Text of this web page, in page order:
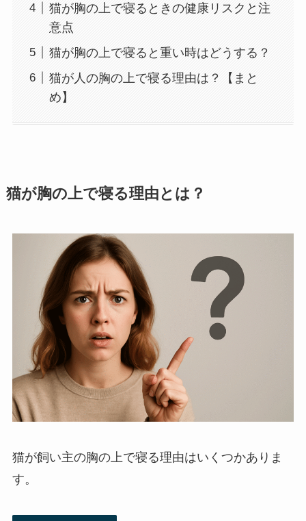
猫が胸の上で寝るときの健康リスクと注
意点
猫が胸の上で寝ると重い時はどうする？
猫が人の胸の上で寝る理由は？【まと
め】
猫が胸の上で寝る理由とは？
猫が飼い主の胸の上で寝る理由はいくつかありま
す。